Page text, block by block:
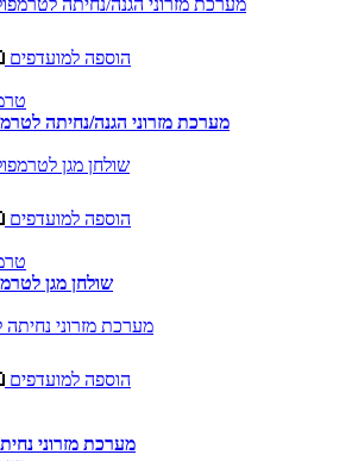
הוספה למועדפים
מערכת מזרוני הגנה/נחיתה
הוספה למועדפים
שולחן מגן
הוספה למועדפים
מערכת מזרוני